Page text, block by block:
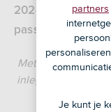
2024 helpt je te
passen.
Met beleggen
inleg of een deel
partners
Je kunt je